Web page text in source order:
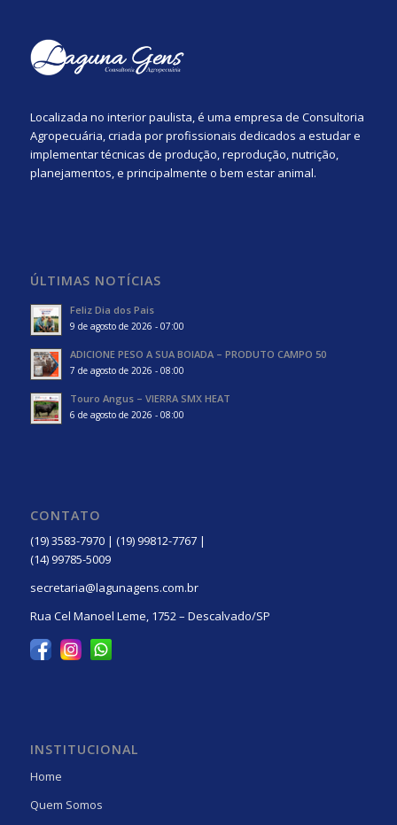
Localizada no interior paulista, é uma empresa de Consultoria
Agropecuária, criada por profissionais dedicados a estudar e
implementar técnicas de produção, reprodução, nutrição,
planejamentos, e principalmente o bem estar animal.
ÚLTIMAS NOTÍCIAS
Feliz Dia dos Pais
9 de agosto de 2026 - 07:00
ADICIONE PESO A SUA BOIADA – PRODUTO CAMPO 50
7 de agosto de 2026 - 08:00
Touro Angus – VIERRA SMX HEAT
6 de agosto de 2026 - 08:00
CONTATO
(19) 3583-7970 | (19) 99812-7767 |
(14) 99785-5009
secretaria@lagunagens.com.br
Rua Cel Manoel Leme, 1752 – Descalvado/SP
INSTITUCIONAL
Home
Quem Somos